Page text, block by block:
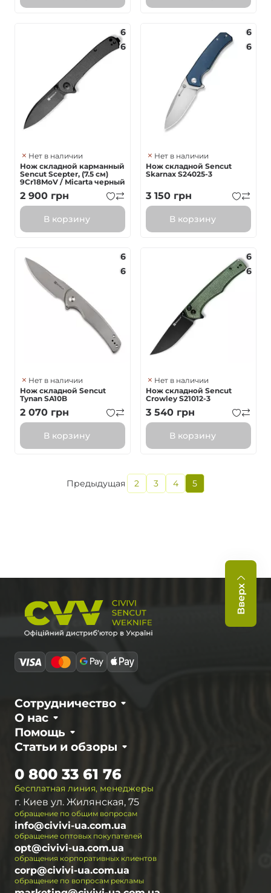
6
6
Нет в наличии
Нож складной карманный
Sencut Scepter, (7.5 см)
9Cr18MoV / Micarta черный
2 900 грн
В корзину
6
6
Нет в наличии
Нож складной Sencut
Skarnax S24025-3
3 150 грн
В корзину
6
6
Нет в наличии
Нож складной Sencut
Tynan SA10B
2 070 грн
В корзину
6
6
Нет в наличии
Нож складной Sencut
Crowley S21012-3
3 540 грн
В корзину
Нумерация
Предыдущая
Предыдущая
Страница
2
Страница
3
Страница
4
Текущая
страница
5
Вверх
О нас
Сотрудничество
Статьи и обзоры
Помощь
бесплатная линия, менеджеры
0 800 33 61 76
г. Киев ул. Жилянская, 75
обращение по общим вопросам
info@civivi-ua.com.ua
обращение оптовых покупателей
opt@civivi-ua.com.ua
обращения корпоративных клиентов
corp@civivi-ua.com.ua
обращение по вопросам рекламы